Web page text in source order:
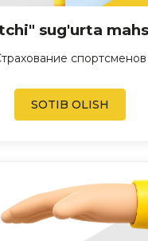
sug'urta
спортсменов
SOTIB OLISH